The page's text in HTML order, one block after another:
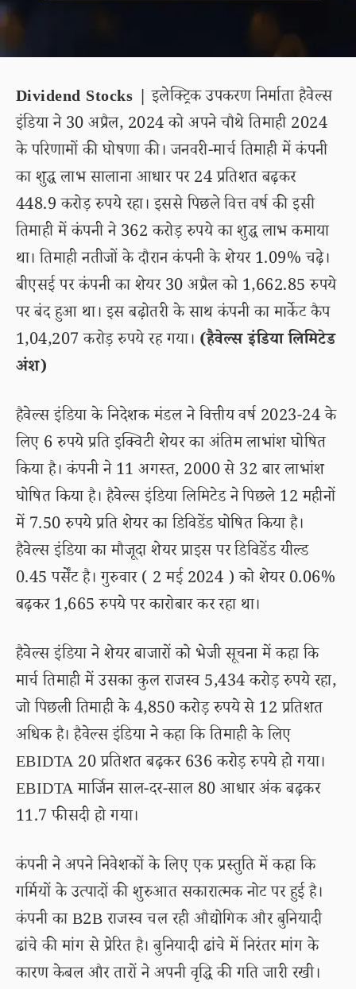
Dividend Stocks | इलेक्ट्रिक उपकरण निर्माता हैवेल्स
इंडिया ने 30 अप्रैल, 2024 को अपने चौथे तिमाही 2024
के परिणामों की घोषणा की। जनवरी-मार्च तिमाही में कंपनी
का शुद्ध लाभ सालाना आधार पर 24 प्रतिशत बढ़कर
448.9 करोड़ रुपये रहा। इससे पिछले वित्त वर्ष की इसी
तिमाही में कंपनी ने 362 करोड़ रुपये का शुद्ध लाभ कमाया
था। तिमाही नतीजों के दौरान कंपनी के शेयर 1.09% चढ़े।
बीएसई पर कंपनी का शेयर 30 अप्रैल को 1,662.85 रुपये
पर बंद हुआ था। इस बढ़ोतरी के साथ कंपनी का मार्केट कैप
1,04,207 करोड़ रुपये रह गया। (हैवेल्स इंडिया लिमिटेड
अंश)
हैवेल्स इंडिया के निदेशक मंडल ने वित्तीय वर्ष 2023-24 के
लिए 6 रुपये प्रति इक्विटी शेयर का अंतिम लाभांश घोषित
किया है। कंपनी ने 11 अगस्त, 2000 से 32 बार लाभांश
घोषित किया है। हैवेल्स इंडिया लिमिटेड ने पिछले 12 महीनों
में 7.50 रुपये प्रति शेयर का डिविडेंड घोषित किया है।
हैवेल्स इंडिया का मौजूदा शेयर प्राइस पर डिविडेंड यील्ड
0.45 पर्सेंट है। गुरुवार ( 2 मई 2024 ) को शेयर 0.06%
बढ़कर 1,665 रुपये पर कारोबार कर रहा था।
हैवेल्स इंडिया ने शेयर बाजारों को भेजी सूचना में कहा कि
मार्च तिमाही में उसका कुल राजस्व 5,434 करोड़ रुपये रहा,
जो पिछली तिमाही के 4,850 करोड़ रुपये से 12 प्रतिशत
अधिक है। हैवेल्स इंडिया ने कहा कि तिमाही के लिए
EBIDTA 20 प्रतिशत बढ़कर 636 करोड़ रुपये हो गया।
EBIDTA मार्जिन साल-दर-साल 80 आधार अंक बढ़कर
11.7 फीसदी हो गया।
कंपनी ने अपने निवेशकों के लिए एक प्रस्तुति में कहा कि
गर्मियों के उत्पादों की शुरुआत सकारात्मक नोट पर हुई है।
कंपनी का B2B राजस्व चल रही औद्योगिक और बुनियादी
ढांचे की मांग से प्रेरित है। बुनियादी ढांचे में निरंतर मांग के
कारण केबल और तारों ने अपनी वृद्धि की गति जारी रखी।